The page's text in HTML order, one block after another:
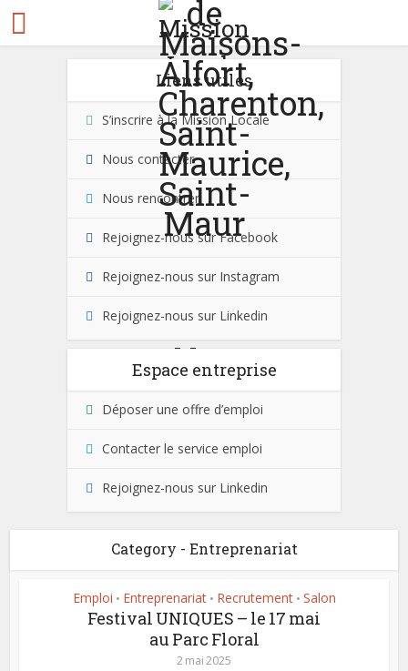
Liens utiles
S’inscrire à la Mission Locale
Nous contacter
Nous rencontrer
Rejoignez-nous sur Facebook
Rejoignez-nous sur Instagram
Rejoignez-nous sur Linkedin
Espace entreprise
Déposer une offre d’emploi
Contacter le service emploi
Rejoignez-nous sur Linkedin
Category - Entreprenariat
Emploi • Entreprenariat • Recrutement • Salon
Festival UNIQUES – le 17 mai
au Parc Floral
2 mai 2025